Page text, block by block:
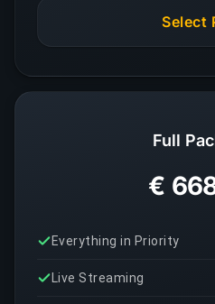
Select
Full
€
Everything in Priority
Live Streaming